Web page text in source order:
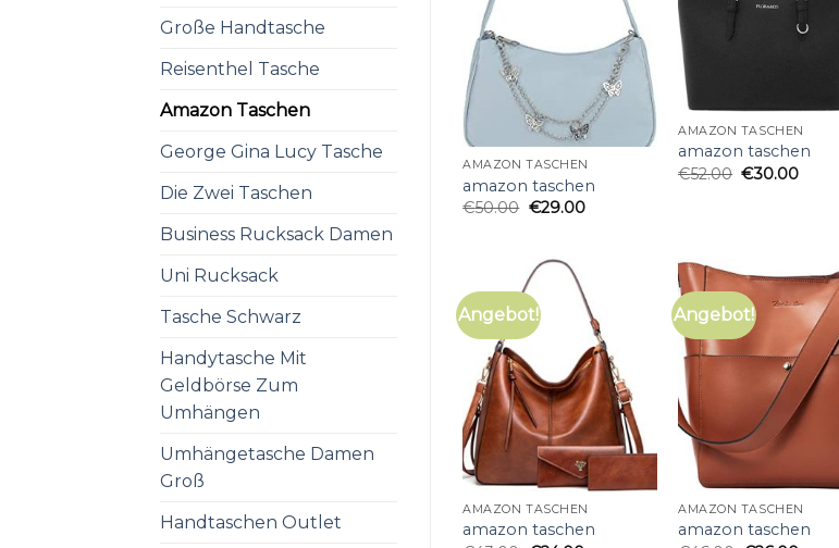
Große Handtasche
Reisenthel Tasche
Amazon Taschen
George Gina Lucy Tasche
Die Zwei Taschen
Business Rucksack Damen
Uni Rucksack
Tasche Schwarz
Handytasche Mit
Geldbörse Zum
Umhängen
Umhängetasche Damen
Groß
Handtaschen Outlet
AMAZON TASCHEN
amazon taschen
€50.00 €29.00
AMAZON TASCHEN
amazon taschen
€52.00 €30.00
Angebot!
AMAZON TASCHEN
amazon taschen
Angebot!
AMAZON TASCHEN
amazon taschen